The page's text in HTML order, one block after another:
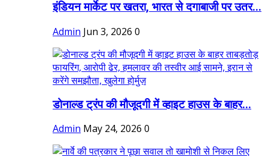
इंडियन मार्केट पर खतरा, भारत से दगाबाजी पर उतर...
Admin Jun 3, 2026 0
डोनाल्ड ट्रंप की मौजूदगी में व्हाइट हाउस के बाहर...
Admin May 24, 2026 0